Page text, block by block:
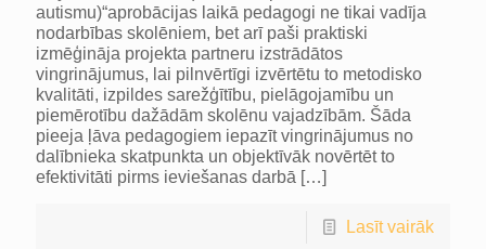
autismu)“aprobācijas laikā pedagogi ne tikai vadīja
nodarbības skolēniem, bet arī paši praktiski
izmēģināja projekta partneru izstrādātos
vingrinājumus, lai pilnvērtīgi izvērtētu to metodisko
kvalitāti, izpildes sarežģītību, pielāgojamību un
piemērotību dažādām skolēnu vajadzībām. Šāda
pieeja ļāva pedagogiem iepazīt vingrinājumus no
dalībnieka skatpunkta un objektīvāk novērtēt to
efektivitāti pirms ieviešanas darbā […]
Lasīt vairāk